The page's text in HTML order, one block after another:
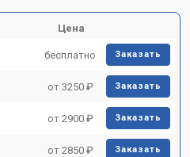
Цена
бесплатно Заказать
от 3250 ₽ Заказать
от 2900 ₽ Заказать
от 2850 ₽ Заказать